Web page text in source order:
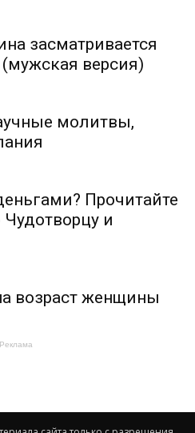
засматривается
версия)
молитвы,
Прочитайте
и
возраст женщины
Реклама